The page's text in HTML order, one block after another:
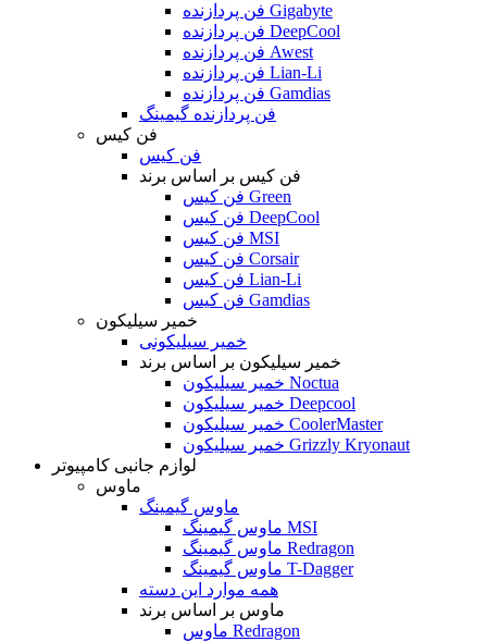
فن پردازنده Gigabyte
فن پردازنده DeepCool
فن پردازنده Awest
فن پردازنده Lian-Li
فن پردازنده Gamdias
فن پردازنده گیمینگ
فن کیس
فن کیس
فن کیس بر اساس برند
فن کیس Green
فن کیس DeepCool
فن کیس MSI
فن کیس Corsair
فن کیس Lian-Li
فن کیس Gamdias
خمیر سیلیکون
خمیر سیلیکونی
خمیر سیلیکون بر اساس برند
خمیر سیلیکون Noctua
خمیر سیلیکون Deepcool
خمیر سیلیکون CoolerMaster
خمیر سیلیکون Grizzly Kryonaut
لوازم جانبی کامپیوتر
ماوس
ماوس گیمینگ
ماوس گیمینگ MSI
ماوس گیمینگ Redragon
ماوس گیمینگ T-Dagger
همه موارد این دسته
ماوس بر اساس برند
ماوس Redragon